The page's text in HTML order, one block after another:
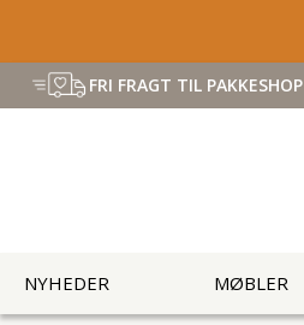
FRI FRAGT TIL
NYHEDER MØBLER